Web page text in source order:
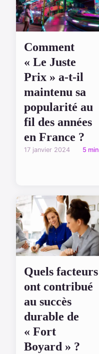
Comment
« Le Juste
Prix » a-t-il
maintenu sa
popularité au
fil des années
en France ?
17 janvier 2024 5 min
Quels facteurs
ont contribué
au succès
durable de
« Fort
Boyard » ?